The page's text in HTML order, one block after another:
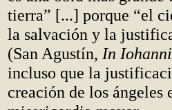
tierra” [...] porque “el
la salvación y la
(San Agustín, In
incluso que la
creación de los